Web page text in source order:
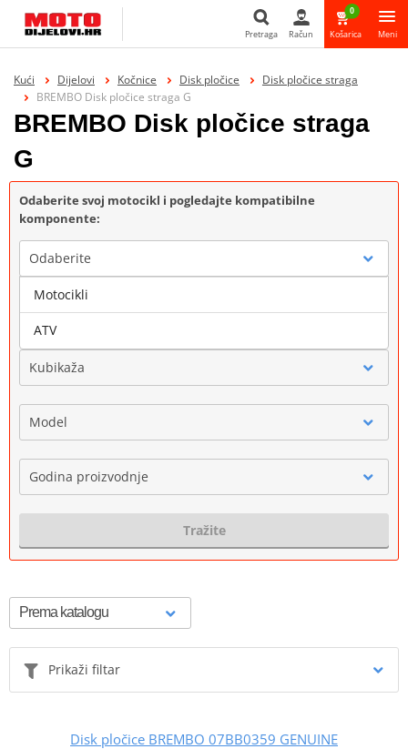
Pretraga
Pretraga Račun
0
Košarica Meni
Kući Dijelovi Kočnice Disk pločice
Disk pločice straga
BREMBO Disk pločice straga G
BREMBO Disk pločice straga
G
Odaberite svoj motocikl i pogledajte kompatibilne
komponente:
Odaberite
Marka
Kubikaža
Model
Godina proizvodnje
Tražite
Prikaži filtar
Disk pločice BREMBO 07BB0359 GENUINE
Motocikli
ATV